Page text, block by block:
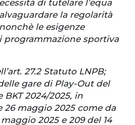
di tutelare l’equa
la regolarità
le esigenze
programmazione sportiva
27.2 Statuto LNPB;
gare di Play-Out del
BKT 2024/2025, in
26 maggio 2025 come da
maggio 2025 e 209 del 14